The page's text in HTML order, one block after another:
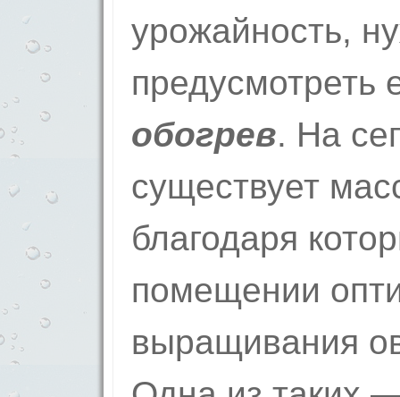
урожайность,
предусмотреть
обогрев. На
существует
благодаря
помещении
выращивания